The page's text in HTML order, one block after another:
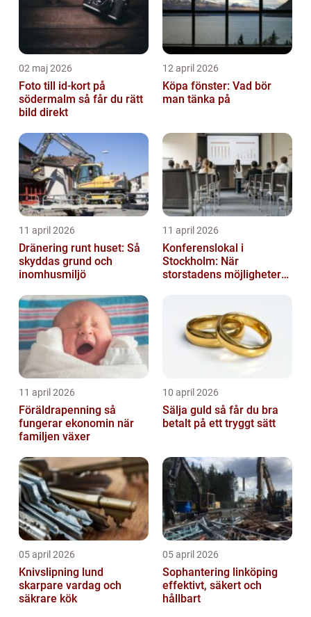
02 maj 2026
Foto till id-kort på
södermalm så får du rätt
bild direkt
12 april 2026
Köpa fönster: Vad bör
man tänka på
11 april 2026
Dränering runt huset: Så
skyddas grund och
inomhusmiljö
11 april 2026
Konferenslokal i
Stockholm: När
storstadens möjligheter
11 april 2026
Föräldrapenning så
fungerar ekonomin när
familjen växer
10 april 2026
Sälja guld så får du bra
betalt på ett tryggt sätt
05 april 2026
Knivslipning lund
skarpare vardag och
säkrare kök
05 april 2026
Sophantering linköping
effektivt, säkert och
hållbart